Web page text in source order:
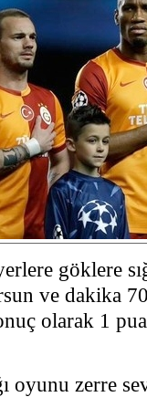
göklere
ve dakika
olarak 1
oyunu zerre